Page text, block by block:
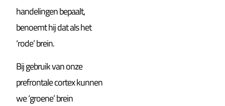
handelingen bepaalt,
benoemt hij dat als het
‘rode’ brein.
Bij gebruik van onze
prefrontale cortex kunnen
we ‘groene’ brein